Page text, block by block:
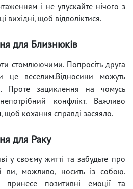
і не упускайте нічого з
вихідні, щоб відволіктися.
для Близнюків
стомлюючими. Попросіть друга
це веселим.Відносини можуть
Проте зациклення на чомусь
конфлікт. Важливо
кохання справді засяяло.
для Раку
у своєму житті та забудьте про
ви, можливо, носить із собою.
принесе позитивні емоції та